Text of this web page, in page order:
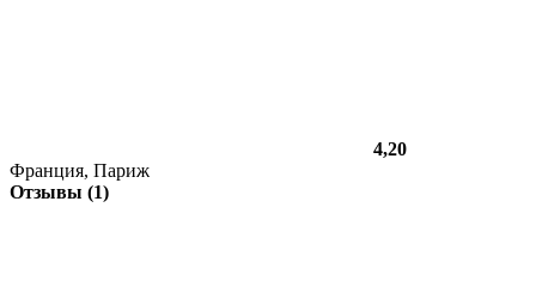
4,20
Франция, Париж
Отзывы (1)